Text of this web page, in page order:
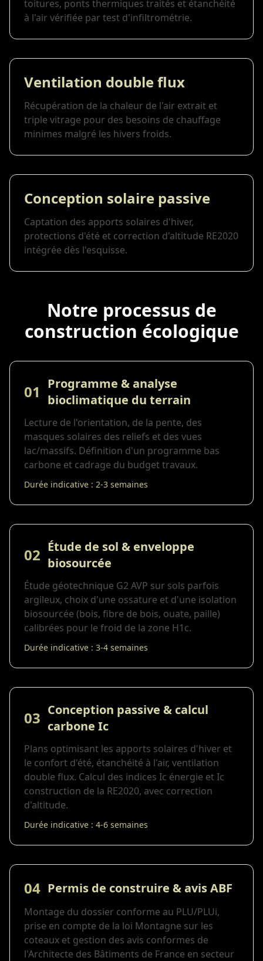
toitures, ponts thermiques traités et étanchéité
à l'air vérifiée par test d'infiltrométrie.
Ventilation double flux
Récupération de la chaleur de l'air extrait et
triple vitrage pour des besoins de chauffage
minimes malgré les hivers froids.
Conception solaire passive
Captation des apports solaires d'hiver,
protections d'été et correction d'altitude RE2020
intégrée dès l'esquisse.
Notre processus de
construction écologique
01
Programme & analyse
bioclimatique du terrain
Lecture de l'orientation, de la pente, des
masques solaires des reliefs et des vues
lac/massifs. Définition d'un programme bas
carbone et cadrage du budget travaux.
Durée indicative : 2-3 semaines
02 Étude de sol & enveloppe
biosourcée
Étude géotechnique G2 AVP sur sols parfois
argileux, choix d'une ossature et d'une isolation
biosourcée (bois, fibre de bois, ouate, paille)
calibrées pour le froid de la zone H1c.
Durée indicative : 3-4 semaines
03 Conception passive & calcul
carbone Ic
Plans optimisant les apports solaires d'hiver et
le confort d'été, étanchéité à l'air, ventilation
double flux. Calcul des indices Ic énergie et Ic
construction de la RE2020, avec correction
d'altitude.
Durée indicative : 4-6 semaines
04 Permis de construire & avis ABF
Montage du dossier conforme au PLU/PLUi,
prise en compte de la loi Montagne sur les
coteaux et gestion des avis conformes de
l'Architecte des Bâtiments de France en secteur